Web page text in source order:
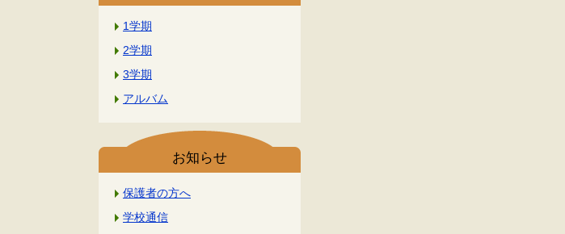
1学期
2学期
3学期
アルバム
お知らせ
保護者の方へ
学校通信